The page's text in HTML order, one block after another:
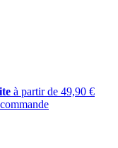
à partir de 49,90 €